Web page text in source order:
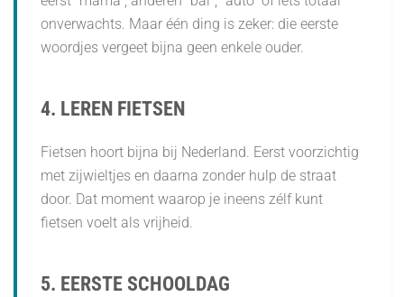
onverwachts. Maar één ding is zeker: die eerste
woordjes vergeet bijna geen enkele ouder.
4. LEREN FIETSEN
Fietsen hoort bijna bij Nederland. Eerst voorzichtig
met zijwieltjes en daarna zonder hulp de straat
door. Dat moment waarop je ineens zélf kunt
fietsen voelt als vrijheid.
5. EERSTE SCHOOLDAG